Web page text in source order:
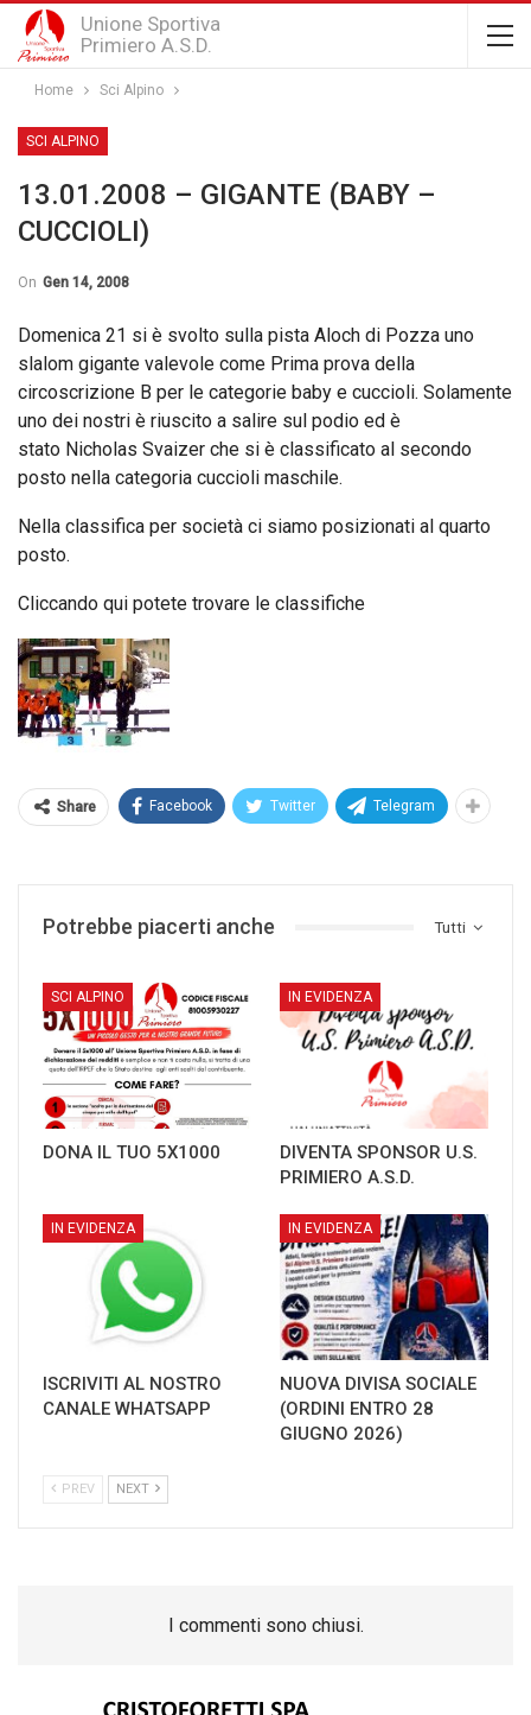
Unione Sportiva
Primiero A.S.D.
Home Sci Alpino
SCI ALPINO
13.01.2008 – GIGANTE (BABY –
CUCCIOLI)
On Gen 14, 2008
Domenica 21 si è svolto sulla pista Aloch di Pozza uno
slalom gigante valevole come Prima prova della
circoscrizione B per le categorie baby e cuccioli. Solamente
uno dei nostri è riuscito a salire sul podio ed è
stato Nicholas Svaizer che si è classificato al secondo
posto nella categoria cuccioli maschile.
Nella classifica per società ci siamo posizionati al quarto
posto.
Cliccando qui potete trovare le classifiche
Share Facebook Twitter Telegram
Tutti
Potrebbe piacerti anche
SCI ALPINO
DONA IL TUO 5X1000
IN EVIDENZA
DIVENTA SPONSOR U.S.
PRIMIERO A.S.D.
IN EVIDENZA
ISCRIVITI AL NOSTRO
CANALE WHATSAPP
IN EVIDENZA
NUOVA DIVISA SOCIALE
(ORDINI ENTRO 28
GIUGNO 2026)
PREV NEXT
I commenti sono chiusi.